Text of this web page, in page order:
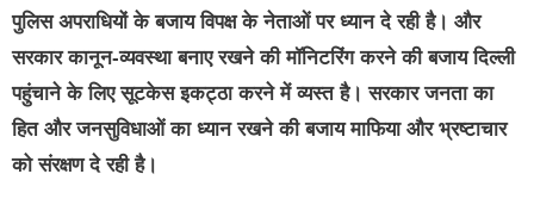
पुलिस अपराधियों के बजाय विपक्ष के नेताओं पर ध्यान दे रही है। और
सरकार कानून-व्यवस्था बनाए रखने की मॉनिटरिंग करने की बजाय दिल्ली
पहुंचाने के लिए सूटकेस इकट्ठा करने में व्यस्त है। सरकार जनता का
हित और जनसुविधाओं का ध्यान रखने की बजाय माफिया और भ्रष्टाचार
को संरक्षण दे रही है।